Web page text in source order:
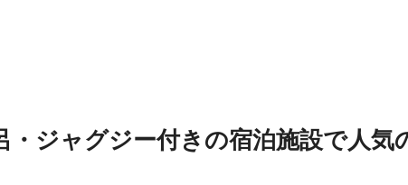
にご宿泊いただけます。ぎ
っても最大10名様までご宿
り浴槽を採用しており、やわらか
たりと高い保温性をお楽しみいた
・ジャグジー付きの宿泊施設で人気